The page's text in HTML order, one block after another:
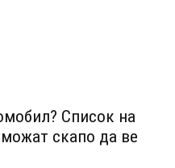
Список на
скапо да ве